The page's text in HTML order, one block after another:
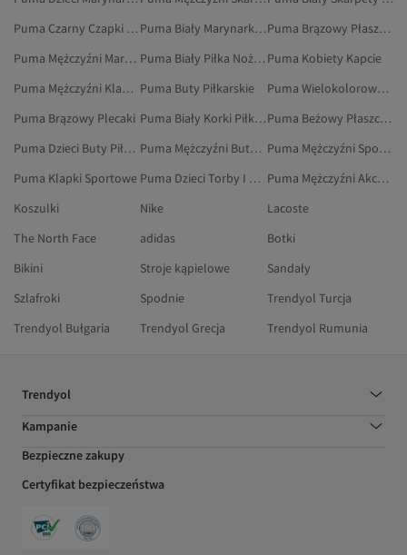
Puma Czarny Czapki Beanie
Puma Biały Marynarki I Kamizelki
Puma Brązowy Płaszcze I Kurtki
Puma Mężczyźni Marynarki I Kamizelki
Puma Biały Piłka Nożna Puma Kobiety Kapcie
Puma Mężczyźni Klapki Sportowe Puma Buty Piłkarskie
Puma Wielokolorowy Klapki Sportowe
Puma Brązowy Plecaki
Puma Biały Korki Piłkarskie
Puma Beżowy Płaszcze I Kurtki
Puma Dzieci Buty Piłkarskie
Puma Mężczyźni Buty Na Co Dzień
Puma Mężczyźni Sportowe Spodnie Dresowe
Puma Klapki Sportowe
Puma Dzieci Torby I Torebki
Puma Mężczyźni Akcesoria
Koszulki
Nike
Lacoste
The North Face
adidas
Botki
Bikini
Stroje kąpielowe
Sandały
Szlafroki
Spodnie
Trendyol Turcja
Trendyol Bułgaria
Trendyol Grecja Trendyol Rumunia
Trendyol
Kampanie
Bezpieczne zakupy
Certyfikat bezpieczeństwa